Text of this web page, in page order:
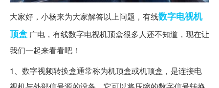
大家好，小杨来为大家解答以上问题，有线数字电视机
顶盒 广电，有线数字电视机顶盒很多人还不知道，现在让
我们一起来看看吧！
1、数字视频转换盒通常称为机顶盒或机顶盒，是连接电